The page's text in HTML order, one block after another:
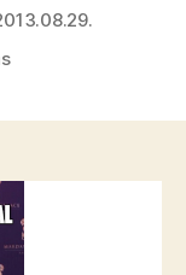
a(z)
meg
férjét